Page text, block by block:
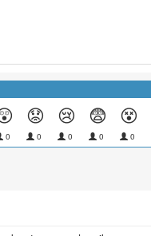
0
😟
0
😢
0
😨
0
😵
0